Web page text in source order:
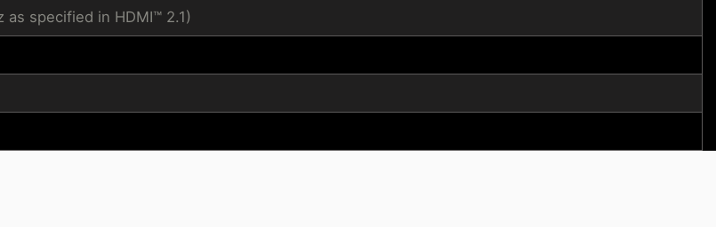
as specified in HDMI™ 2.1)